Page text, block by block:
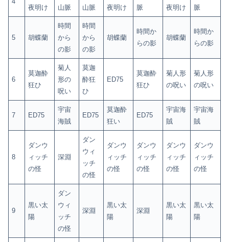
夜明け
山脈 山脈 夜明け 脈 夜明け 脈
5 胡蝶蘭
時間
から
の影
時間
から
の影
胡蝶蘭
時間か
らの影
胡蝶蘭
時間か
らの影
6
莫迦酔
狂ひ
菊人
形の
呪い
莫迦
酔狂
ひ
ED75
莫迦酔
狂ひ
菊人形
の呪い
菊人形
の呪い
7 ED75
宇宙
海賊
ED75
莫迦酔
狂い
ED75
宇宙海
賊
宇宙海
賊
8
ダンウ
ィッチ
の怪
深淵
ダン
ウィ
ッチ
の怪
ダンウ
ィッチ
の怪
ダンウ
ィッチ
の怪
ダンウ
ィッチ
の怪
ダンウ
ィッチ
の怪
9
黒い太
陽
ダン
ウィ
ッチ
の怪
深淵
黒い太
陽
深淵
黒い太
陽
黒い太
陽